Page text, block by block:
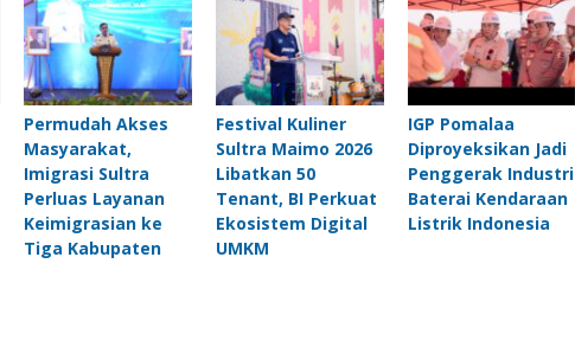
Permudah Akses
Masyarakat,
Imigrasi Sultra
Perluas Layanan
Keimigrasian ke
Tiga Kabupaten
Festival Kuliner
Sultra Maimo 2026
Libatkan 50
Tenant, BI Perkuat
Ekosistem Digital
UMKM
IGP Pomalaa
Diproyeksikan Jadi
Penggerak Industri
Baterai Kendaraan
Listrik Indonesia